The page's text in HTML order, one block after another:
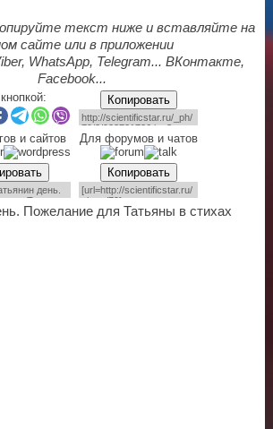
текст ниже и вставляйте на
сайте или в приложении
WhatsApp, Telegram... ВКонтакте,
Facebook...
Копировать
и сайтов Для форумов и чатов
Копировать